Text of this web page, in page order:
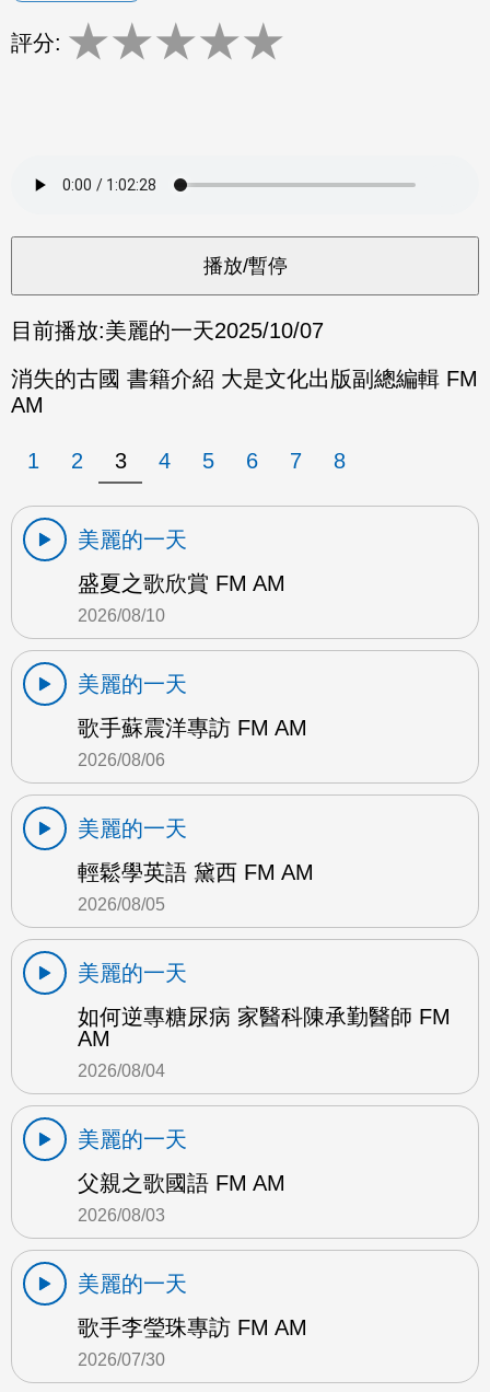
評分: ★★★★★
目前播放:美麗的一天2025/10/07
消失的古國 書籍介紹 大是文化出版副總編輯 FM
AM
1 2 3 4 5 6 7 8
美麗的一天
盛夏之歌欣賞 FM AM
2026/08/10
美麗的一天
歌手蘇震洋專訪 FM AM
2026/08/06
美麗的一天
輕鬆學英語 黛西 FM AM
2026/08/05
美麗的一天
如何逆專糖尿病 家醫科陳承勤醫師 FM
AM
2026/08/04
美麗的一天
父親之歌國語 FM AM
2026/08/03
美麗的一天
歌手李瑩珠專訪 FM AM
2026/07/30